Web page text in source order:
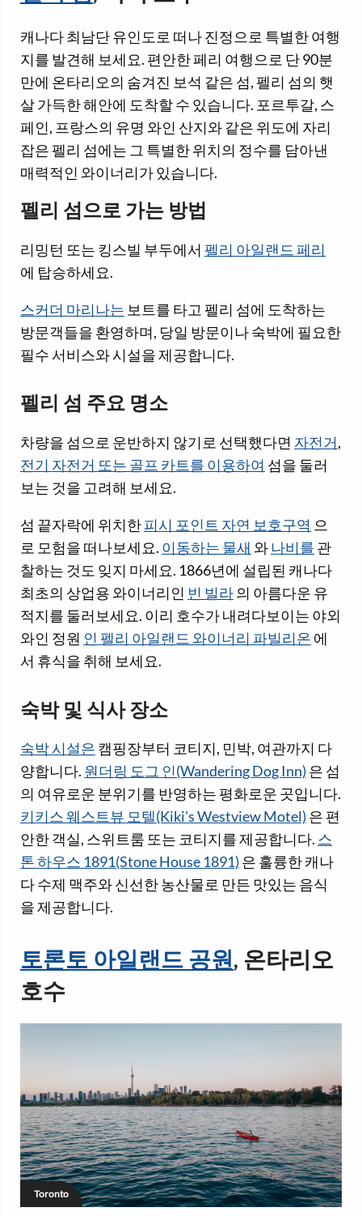
캐나다 최남단 유인도로 떠나 진정으로 특별한 여행
지를 발견해 보세요. 편안한 페리 여행으로 단 90분
만에 온타리오의 숨겨진 보석 같은 섬, 펠리 섬의 햇
살 가득한 해안에 도착할 수 있습니다. 포르투갈, 스
페인, 프랑스의 유명 와인 산지와 같은 위도에 자리
잡은 펠리 섬에는 그 특별한 위치의 정수를 담아낸
매력적인 와이너리가 있습니다.
펠리 섬으로 가는 방법
리밍턴 또는 킹스빌 부두에서 펠리 아일랜드 페리
에 탑승하세요.
스커더 마리나는 보트를 타고 펠리 섬에 도착하는
방문객들을 환영하며, 당일 방문이나 숙박에 필요한
필수 서비스와 시설을 제공합니다.
펠리 섬 주요 명소
차량을 섬으로 운반하지 않기로 선택했다면 자전거,
전기 자전거 또는 골프 카트를 이용하여 섬을 둘러
보는 것을 고려해 보세요.
섬 끝자락에 위치한피시 포인트 자연 보호구역 으
로 모험을 떠나보세요. 이동하는 물새 와 나비를 관
찰하는 것도 잊지 마세요. 1866년에 설립된 캐나다
최초의 상업용 와이너리인 빈 빌라의 아름다운 유
적지를 둘러보세요. 이리 호수가 내려다보이는 야외
와인 정원 인 펠리 아일랜드 와이너리 파빌리온 에
서 휴식을 취해 보세요.
숙박 및 식사 장소
숙박 시설은 캠핑장부터 코티지, 민박, 여관까지 다
양합니다. 원더링 도그 인(Wandering Dog Inn) 은 섬
의 여유로운 분위기를 반영하는 평화로운 곳입니다.
키키스 웨스트뷰 모텔(Kiki's Westview Motel) 은 편
안한 객실, 스위트룸 또는 코티지를 제공합니다. 스
톤 하우스 1891(Stone House 1891) 은 훌륭한 캐나
다 수제 맥주와 신선한 농산물로 만든 맛있는 음식
을 제공합니다.
토론토 아일랜드 공원, 온타리오
호수
Toronto